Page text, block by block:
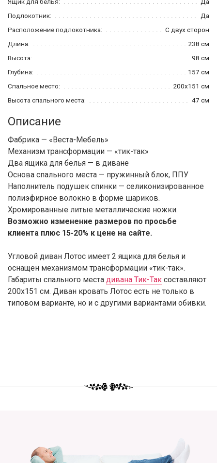
Подлокотник:
Да
Расположение подлокотника:
С двух сторон
Длина:
238 см
Высота:
98 см
Глубина:
157 см
Спальное место:
200x151 см
Высота спального места:
47 см
Описание
Фабрика — «Веста-Мебель»
Механизм трансформации — «тик-так»
Два ящика для белья — в диване
Основа спального места — пружинный блок, ППУ
Наполнитель подушек спинки — селиконизированное
полиэфирное волокно в форме шариков.
Хромированные литые металлические ножки.
Возможно изменение размеров по просьбе
клиента плюс 15-20% к цене на сайте.
Угловой диван Лотос имеет 2 ящика для белья и
оснащен механизмом трансформации «тик-так».
Габариты спального места дивана Тик-Так составляют
200х151 см. Диван кровать Лотос есть не только в
типовом варианте, но и с другими вариантами обивки.